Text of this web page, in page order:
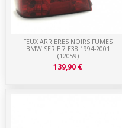
FEUX ARRIERES NOIRS FUMES
BMW SERIE 7 E38 1994-2001
(12059)
139,90 €